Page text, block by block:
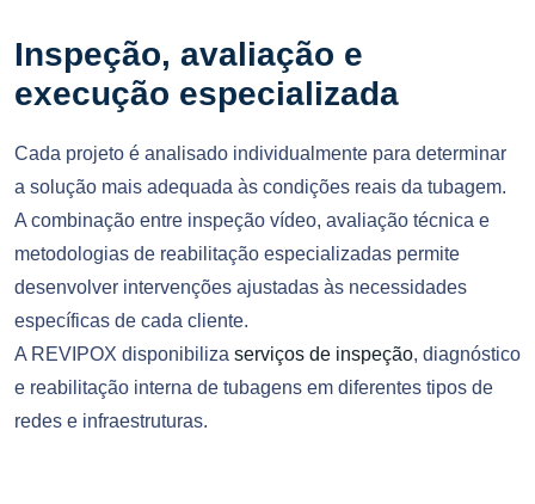
Inspeção, avaliação e
execução especializada
Cada projeto é analisado individualmente para determinar
a solução mais adequada às condições reais da tubagem.
A combinação entre inspeção vídeo, avaliação técnica e
metodologias de reabilitação especializadas permite
desenvolver intervenções ajustadas às necessidades
específicas de cada cliente.
A REVIPOX disponibiliza serviços de inspeção, diagnóstico
e reabilitação interna de tubagens em diferentes tipos de
redes e infraestruturas.